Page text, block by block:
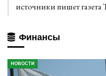
источники пишет
Финансы
НОВОСТИ